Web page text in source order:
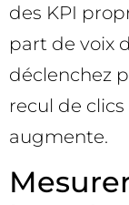
des KPI
part de voix
déclenchez
recul de
augmente.